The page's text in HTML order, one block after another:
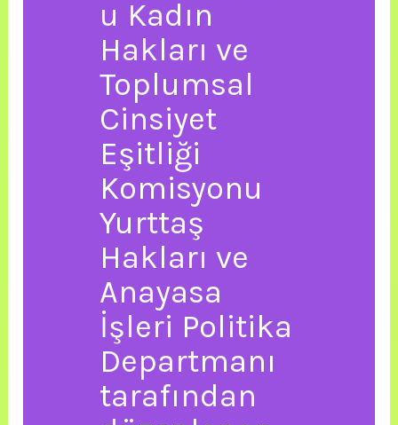
u Kadın
Hakları ve
Toplumsal
Cinsiyet
Eşitliği
Komisyonu
Yurttaş
Hakları ve
Anayasa
İşleri Politika
Departmanı
tarafından